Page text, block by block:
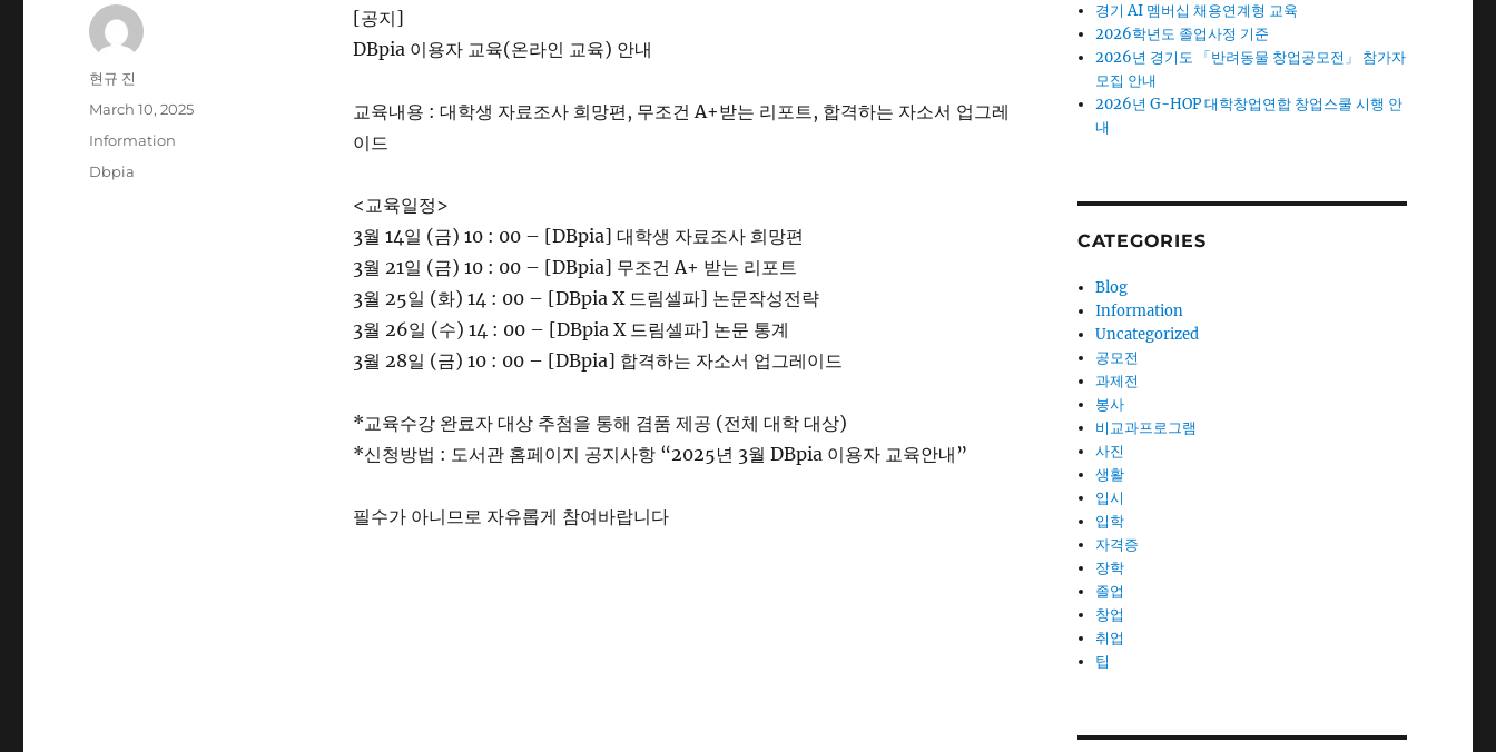
[공지]
DBpia 이용자 교육(온라인 교육) 안내
교육내용 : 대학생 자료조사 희망편, 무조건 A+받는 리포트, 합격하는 자소서 업그레
이드
<교육일정>
3월 14일 (금) 10 : 00 – [DBpia] 대학생 자료조사 희망편
3월 21일 (금) 10 : 00 – [DBpia] 무조건 A+ 받는 리포트
3월 25일 (화) 14 : 00 – [DBpia X 드림셀파] 논문작성전략
3월 26일 (수) 14 : 00 – [DBpia X 드림셀파] 논문 통계
3월 28일 (금) 10 : 00 – [DBpia] 합격하는 자소서 업그레이드
*교육수강 완료자 대상 추첨을 통해 겸품 제공 (전체 대학 대상)
*신청방법 : 도서관 홈페이지 공지사항 “2025년 3월 DBpia 이용자 교육안내”
필수가 아니므로 자유롭게 참여바랍니다
Author
현규 진
Posted
on
March 10, 2025
Categories
Information
Tags
Dbpia
경기 AI 멤버십 채용연계형 교육
2026학년도 졸업사정 기준
2026년 경기도 「반려동물 창업공모전」 참가자
모집 안내
2026년 G-HOP 대학창업연합 창업스쿨 시행 안
내
CATEGORIES
Blog
Information
Uncategorized
공모전
과제전
봉사
비교과프로그램
사진
생활
입시
입학
자격증
장학
졸업
창업
취업
팁